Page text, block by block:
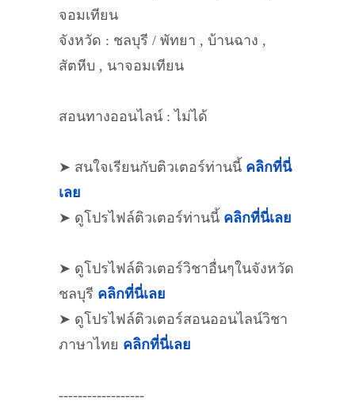
จอมเทียน
จังหวัด : ชลบุรี / พัทยา , บ้านฉาง ,
สัตหีบ , นาจอมเทียน
สอนทางออนไลน์ : ไม่ได้
➤ สนใจเรียนกับติวเตอร์ท่านนี้ คลิกที่นี่
เลย
➤ ดูโปรไฟล์ติวเตอร์ท่านนี้ คลิกที่นี่เลย
➤ ดูโปรไฟล์ติวเตอร์วิชาอื่นๆในจังหวัด
ชลบุรี คลิกที่นี่เลย
➤ ดูโปรไฟล์ติวเตอร์สอนออนไลน์วิชา
ภาษาไทย คลิกที่นี่เลย
------------------